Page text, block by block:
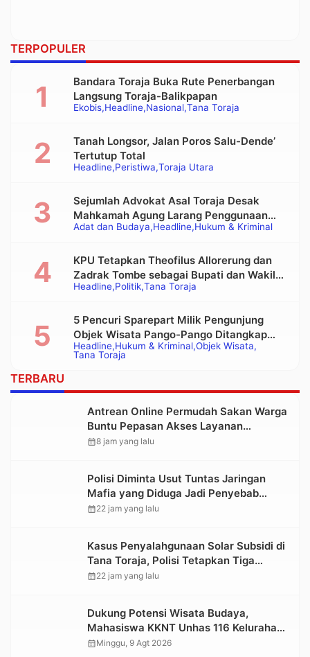
TERPOPULER
Ekobis Headline Nasional Tana Toraja
Bandara Toraja Buka Rute Penerbangan
Langsung Toraja-Balikpapan
Headline Peristiwa Toraja Utara
Tanah Longsor, Jalan Poros Salu-Dende’
Tertutup Total
Adat dan Budaya Headline Hukum & Kriminal
Sejumlah Advokat Asal Toraja Desak
Mahkamah Agung Larang Penggunaan
Alat Berat pada Eksekusi Rumah Adat
Headline Politik Tana Toraja
KPU Tetapkan Theofilus Allorerung dan
Zadrak Tombe sebagai Bupati dan Wakil
Bupati Tana Toraja Terpilih
Headline Hukum & Kriminal Objek Wisata
Tana Toraja
5 Pencuri Sparepart Milik Pengunjung
Objek Wisata Pango-Pango Ditangkap
Polisi
TERBARU
Antrean Online Permudah Sakan Warga
Buntu Pepasan Akses Layanan
Kesehatan Tanpa Hambatan
calendar_month8 jam yang lalu
Polisi Diminta Usut Tuntas Jaringan
Mafia yang Diduga Jadi Penyebab
Kelangkaan BBM di Toraja
calendar_month22 jam yang lalu
Kasus Penyalahgunaan Solar Subsidi di
Tana Toraja, Polisi Tetapkan Tiga
Tersangka Baru
calendar_month22 jam yang lalu
Dukung Potensi Wisata Budaya,
Mahasiswa KKNT Unhas 116 Kelurahan
Nonongan Utara Pasang Papan
calendar_monthMinggu, 9 Agt 2026